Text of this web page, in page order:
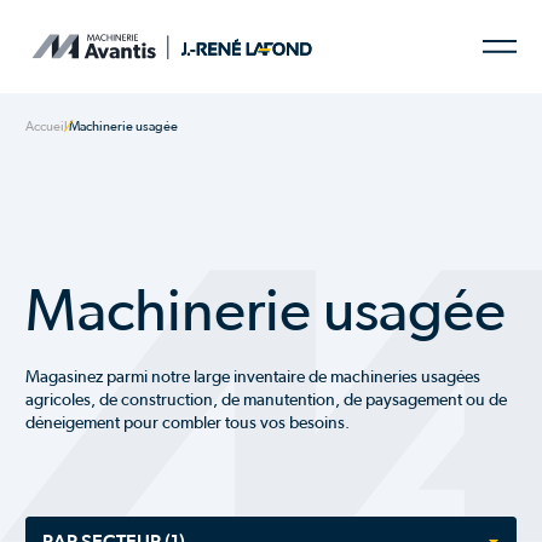
AccueilMachinerie usagée
Machinerie usagée
Magasinez parmi notre large inventaire de machineries usagées
agricoles, de construction, de manutention, de paysagement ou de
déneigement pour combler tous vos besoins.